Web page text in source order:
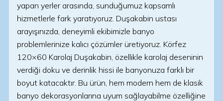
yapan yerler arasında, sunduğumuz kapsamlı
hizmetlerle fark yaratıyoruz. Duşakabin ustası
arayışınızda, deneyimli ekibimizle banyo
problemlerinize kalıcı çözümler üretiyoruz. Körfez
120×60 Karolaj Duşakabin, özellikle karolaj deseninin
verdiği doku ve derinlik hissi ile banyonuza farklı bir
boyut katacaktır. Bu ürün, hem modern hem de klasik
banyo dekorasyonlarına uyum sağlayabilme özelliğine